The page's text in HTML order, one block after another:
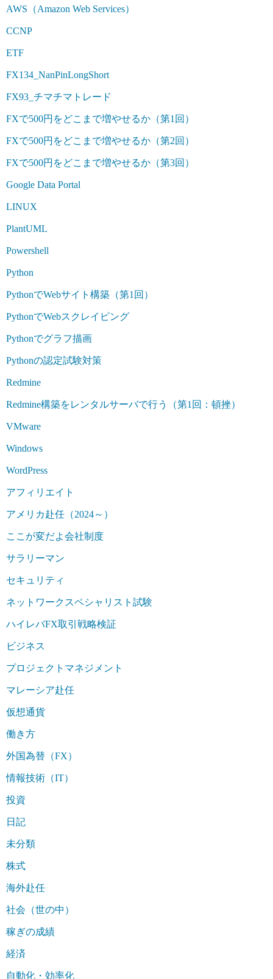
AWS（Amazon Web Services）
CCNP
ETF
FX134_NanPinLongShort
FX93_チマチマトレード
FXで500円をどこまで増やせるか（第1回）
FXで500円をどこまで増やせるか（第2回）
FXで500円をどこまで増やせるか（第3回）
Google Data Portal
LINUX
PlantUML
Powershell
Python
PythonでWebサイト構築（第1回）
PythonでWebスクレイピング
Pythonでグラフ描画
Pythonの認定試験対策
Redmine
Redmine構築をレンタルサーバで行う（第1回：頓挫）
VMware
Windows
WordPress
アフィリエイト
アメリカ赴任（2024～）
ここが変だよ会社制度
サラリーマン
セキュリティ
ネットワークスペシャリスト試験
ハイレバFX取引戦略検証
ビジネス
プロジェクトマネジメント
マレーシア赴任
仮想通貨
働き方
外国為替（FX）
情報技術（IT）
投資
日記
未分類
株式
海外赴任
社会（世の中）
稼ぎの成績
経済
自動化・効率化